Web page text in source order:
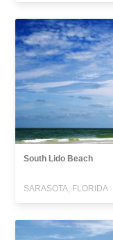
South Lido Beach
SARASOTA, FLORIDA